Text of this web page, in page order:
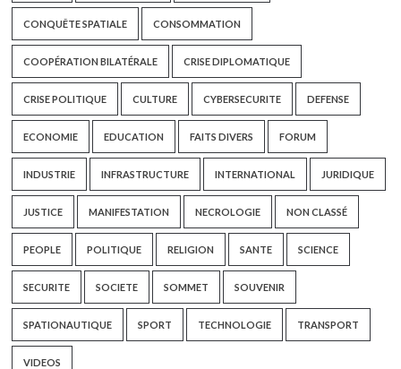
CONQUÊTE SPATIALE CONSOMMATION
COOPÉRATION BILATÉRALE CRISE DIPLOMATIQUE
CRISE POLITIQUE CULTURE CYBERSECURITE DEFENSE
ECONOMIE EDUCATION FAITS DIVERS FORUM
INDUSTRIE INFRASTRUCTURE INTERNATIONAL JURIDIQUE
JUSTICE MANIFESTATION NECROLOGIE NON CLASSÉ
PEOPLE POLITIQUE RELIGION SANTE SCIENCE
SECURITE SOCIETE SOMMET SOUVENIR
SPATIONAUTIQUE SPORT TECHNOLOGIE TRANSPORT
VIDEOS